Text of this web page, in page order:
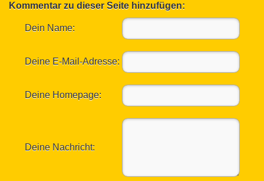
Kommentar zu dieser Seite hinzufügen:
Dein Name:
Deine E-Mail-Adresse:
Deine Homepage:
Deine Nachricht: